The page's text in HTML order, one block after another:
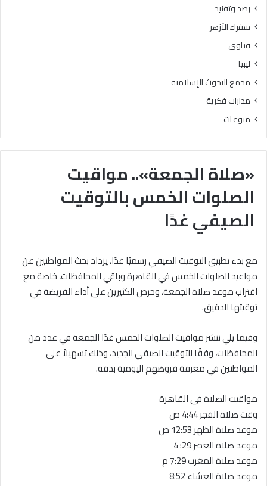
«صلاة الجمعة».. مواقيت
الصلوات الخمس بالتوقيت
الصيفي غدًا
مع بدء تطبيق التوقيت الصيفي رسميًا غدًا، يزداد بحث المواطنين عن
مواعيد الصلوات الخمس في القاهرة وباقي المحافظات، خاصة مع
اقتراب موعد صلاة الجمعة، وحرص الكثيرين على أداء الفريضة في
توقيتها الدقيق.
وفيما يلي ننشر مواقيت الصلوات الخمس غدًا الجمعة في عدد من
المحافظات، وفقًا للتوقيت الصيفي الجديد، وذلك تسهيلاً على
المواطنين في معرفة فروضهم اليومية بدقة.
مواقيت الصلاة فى القاهرة
وقت صلاة الفجر 4:44 ص
موعد صلاة الظهر 12:53 ص
موعد صلاة العصر 29: 4
موعد صلاة المغرب 7:29 م
موعد صلاة العشاء 8:52
رصد وتفنيد
سفراء الأزهر
فتاوى
ليبيا
مجمع البحوث الإسلامية
مدارات فكرية
منوعات